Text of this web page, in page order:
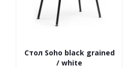
Стол Soho black grained
/ white